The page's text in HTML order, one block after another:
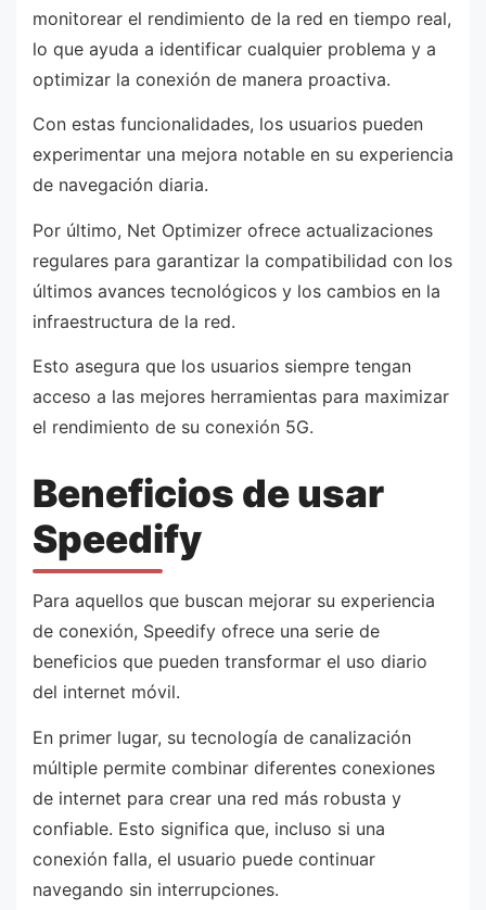
monitorear el rendimiento de la red en tiempo real,
lo que ayuda a identificar cualquier problema y a
optimizar la conexión de manera proactiva.
Con estas funcionalidades, los usuarios pueden
experimentar una mejora notable en su experiencia
de navegación diaria.
Por último, Net Optimizer ofrece actualizaciones
regulares para garantizar la compatibilidad con los
últimos avances tecnológicos y los cambios en la
infraestructura de la red.
Esto asegura que los usuarios siempre tengan
acceso a las mejores herramientas para maximizar
el rendimiento de su conexión 5G.
Beneficios de usar
Speedify
Para aquellos que buscan mejorar su experiencia
de conexión, Speedify ofrece una serie de
beneficios que pueden transformar el uso diario
del internet móvil.
En primer lugar, su tecnología de canalización
múltiple permite combinar diferentes conexiones
de internet para crear una red más robusta y
confiable. Esto significa que, incluso si una
conexión falla, el usuario puede continuar
navegando sin interrupciones.